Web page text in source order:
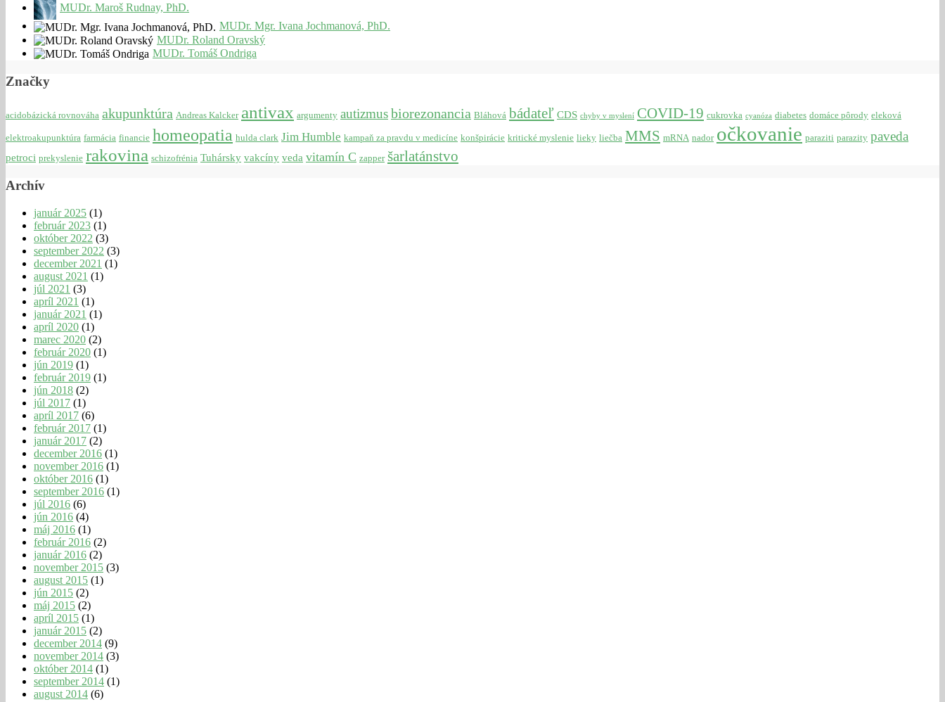
MUDr. Maroš Rudnay, PhD.
MUDr. Mgr. Ivana Jochmanová, PhD.
MUDr. Roland Oravský
MUDr. Tomáš Ondriga
Značky
acidobázická rovnováha akupunktúra Andreas Kalcker antivax argumenty autizmusbiorezonancia Bláhová bádateľ CDS chyby v myslení COVID-19 cukrovka cyanóza diabetes domáce pôrody eleková
elektroakupunktúra farmácia financie homeopatia hulda clark Jim Humble kampaň za pravdu v medicíne konšpirácie kritické myslenie lieky liečba MMS mRNA nador očkovanie paraziti parazity paveda
petroci prekyslenie rakovina schizofrénia Tuhársky vakcíny veda vitamín C zapper šarlatánstvo
Archív
január 2025 (1)
február 2023 (1)
október 2022 (3)
september 2022 (3)
december 2021 (1)
august 2021 (1)
júl 2021 (3)
apríl 2021 (1)
január 2021 (1)
apríl 2020 (1)
marec 2020 (2)
február 2020 (1)
jún 2019 (1)
február 2019 (1)
jún 2018 (2)
júl 2017 (1)
apríl 2017 (6)
február 2017 (1)
január 2017 (2)
december 2016 (1)
november 2016 (1)
október 2016 (1)
september 2016 (1)
júl 2016 (6)
jún 2016 (4)
máj 2016 (1)
február 2016 (2)
január 2016 (2)
november 2015 (3)
august 2015 (1)
jún 2015 (2)
máj 2015 (2)
apríl 2015 (1)
január 2015 (2)
december 2014 (9)
november 2014 (3)
október 2014 (1)
september 2014 (1)
august 2014 (6)